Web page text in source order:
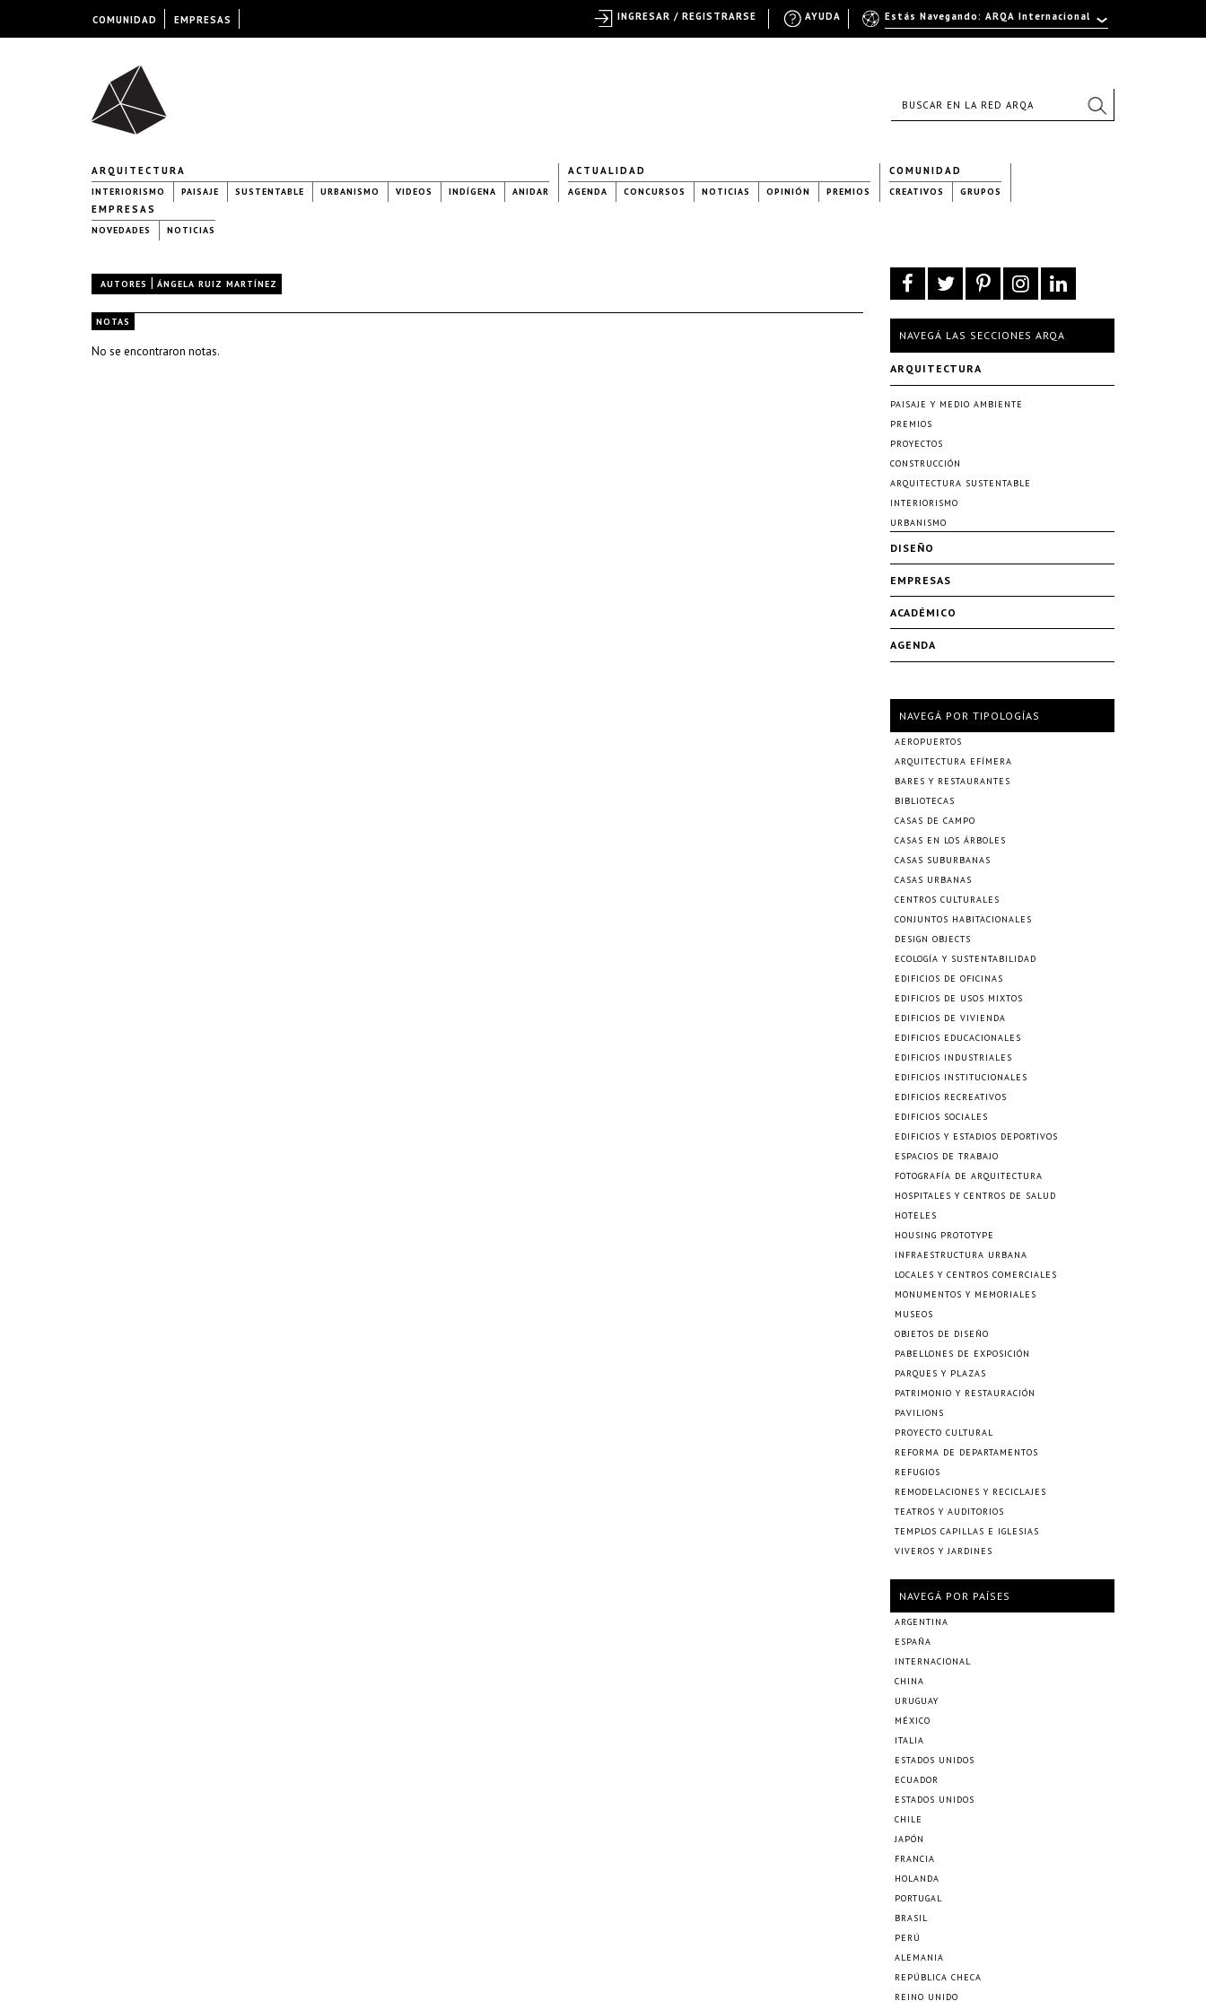
ARQUITECTURA
INTERIORISMO PAISAJE SUSTENTABLE URBANISMO VIDEOS INDÍGENA ANIDAR
ACTUALIDAD
AGENDA CONCURSOS NOTICIAS OPINIÓN PREMIOS
COMUNIDAD
CREATIVOS GRUPOS
EMPRESAS
NOVEDADES NOTICIAS
AUTORES | ÁNGELA RUIZ MARTÍNEZ
NOTAS
No se encontraron notas.
NAVEGÁ LAS SECCIONES ARQA
ARQUITECTURA
PAISAJE Y MEDIO AMBIENTE
PREMIOS
PROYECTOS
CONSTRUCCIÓN
ARQUITECTURA SUSTENTABLE
INTERIORISMO
URBANISMO
DISEÑO
EMPRESAS
ACADÉMICO
AGENDA
NAVEGÁ POR TIPOLOGÍAS
AEROPUERTOS
ARQUITECTURA EFÍMERA
BARES Y RESTAURANTES
BIBLIOTECAS
CASAS DE CAMPO
CASAS EN LOS ÁRBOLES
CASAS SUBURBANAS
CASAS URBANAS
CENTROS CULTURALES
CONJUNTOS HABITACIONALES
DESIGN OBJECTS
ECOLOGÍA Y SUSTENTABILIDAD
EDIFICIOS DE OFICINAS
EDIFICIOS DE USOS MIXTOS
EDIFICIOS DE VIVIENDA
EDIFICIOS EDUCACIONALES
EDIFICIOS INDUSTRIALES
EDIFICIOS INSTITUCIONALES
EDIFICIOS RECREATIVOS
EDIFICIOS SOCIALES
EDIFICIOS Y ESTADIOS DEPORTIVOS
ESPACIOS DE TRABAJO
FOTOGRAFÍA DE ARQUITECTURA
HOSPITALES Y CENTROS DE SALUD
HOTELES
HOUSING PROTOTYPE
INFRAESTRUCTURA URBANA
LOCALES Y CENTROS COMERCIALES
MONUMENTOS Y MEMORIALES
MUSEOS
OBJETOS DE DISEÑO
PABELLONES DE EXPOSICIÓN
PARQUES Y PLAZAS
PATRIMONIO Y RESTAURACIÓN
PAVILIONS
PROYECTO CULTURAL
REFORMA DE DEPARTAMENTOS
REFUGIOS
REMODELACIONES Y RECICLAJES
TEATROS Y AUDITORIOS
TEMPLOS CAPILLAS E IGLESIAS
VIVEROS Y JARDINES
NAVEGÁ POR PAÍSES
ARGENTINA
ESPAÑA
INTERNACIONAL
CHINA
URUGUAY
MÉXICO
ITALIA
ESTADOS UNIDOS
ECUADOR
ESTADOS UNIDOS
CHILE
JAPÓN
FRANCIA
HOLANDA
PORTUGAL
BRASIL
PERÚ
ALEMANIA
REPÚBLICA CHECA
REINO UNIDO
COMUNIDAD EMPRESAS Estás Navegando: ARQA Internacional
AYUDA
INGRESAR / REGISTRARSE